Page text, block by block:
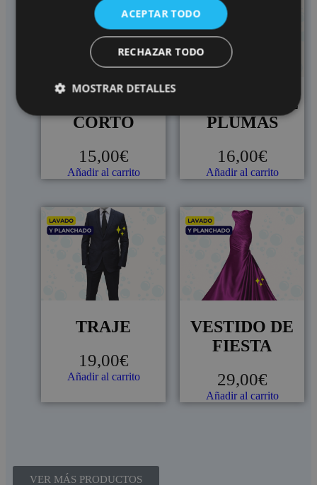
CORTO
15,00€
Añadir al carrito
CHALECO DE
PLUMAS
16,00€
Añadir al carrito
TRAJE
19,00€
Añadir al carrito
VESTIDO DE
FIESTA
29,00€
Añadir al carrito
VER MÁS PRODUCTOS
ACEPTAR TODO
RECHAZAR TODO
MOSTRAR DETALLES